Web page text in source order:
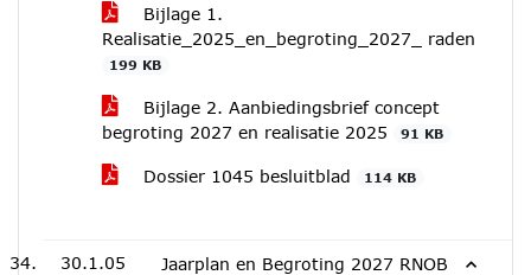
Bijlage 1.
Realisatie_2025_en_begroting_2027_ raden
199 KB
Bijlage 2. Aanbiedingsbrief concept
begroting 2027 en realisatie 2025
91 KB
Dossier 1045 besluitblad 114 KB
30.1.05 Jaarplan en Begroting 2027 RNOB